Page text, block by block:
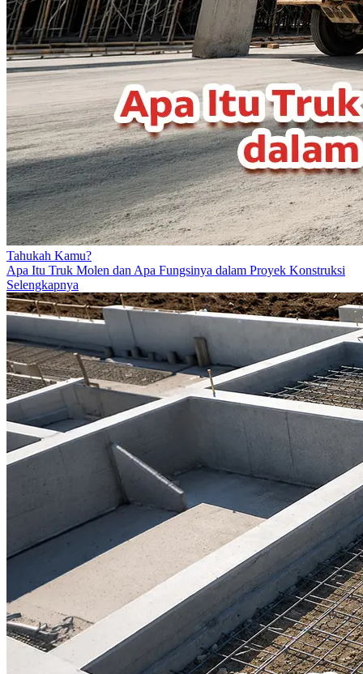
Tahukah Kamu?
Apa Itu Truk Molen dan Apa Fungsinya dalam Proyek Konstruksi
Selengkapnya